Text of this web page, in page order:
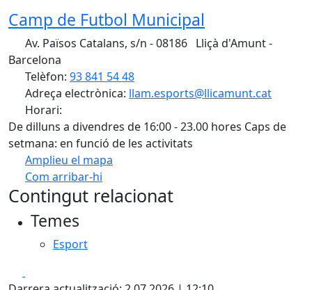
Camp de Futbol Municipal
Av. Països Catalans, s/n - 08186 Lliçà d'Amunt -
Barcelona
Telèfon: 93 841 54 48
Adreça electrònica: llam.esports@llicamunt.cat
Horari:
De dilluns a divendres de 16:00 - 23.00 hores Caps de
setmana: en funció de les activitats
Amplieu el mapa
Com arribar-hi
+
Contingut relacionat
Temes
Esport